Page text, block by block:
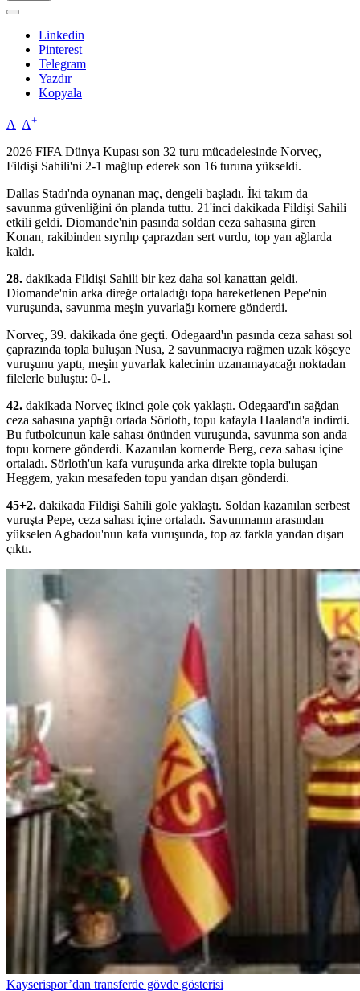
Linkedin
Pinterest
Telegram
Yazdır
Kopyala
A- A+
2026 FIFA Dünya Kupası son 32 turu mücadelesinde Norveç,
Fildişi Sahili'ni 2-1 mağlup ederek son 16 turuna yükseldi.
Dallas Stadı'nda oynanan maç, dengeli başladı. İki takım da
savunma güvenliğini ön planda tuttu. 21'inci dakikada Fildişi Sahili
etkili geldi. Diomande'nin pasında soldan ceza sahasına giren
Konan, rakibinden sıyrılıp çaprazdan sert vurdu, top yan ağlarda
kaldı.
28. dakikada Fildişi Sahili bir kez daha sol kanattan geldi.
Diomande'nin arka direğe ortaladığı topa hareketlenen Pepe'nin
vuruşunda, savunma meşin yuvarlağı kornere gönderdi.
Norveç, 39. dakikada öne geçti. Odegaard'ın pasında ceza sahası sol
çaprazında topla buluşan Nusa, 2 savunmacıya rağmen uzak köşeye
vuruşunu yaptı, meşin yuvarlak kalecinin uzanamayacağı noktadan
filelerle buluştu: 0-1.
42. dakikada Norveç ikinci gole çok yaklaştı. Odegaard'ın sağdan
ceza sahasına yaptığı ortada Sörloth, topu kafayla Haaland'a indirdi.
Bu futbolcunun kale sahası önünden vuruşunda, savunma son anda
topu kornere gönderdi. Kazanılan kornerde Berg, ceza sahası içine
ortaladı. Sörloth'un kafa vuruşunda arka direkte topla buluşan
Heggem, yakın mesafeden topu yandan dışarı gönderdi.
45+2. dakikada Fildişi Sahili gole yaklaştı. Soldan kazanılan serbest
vuruşta Pepe, ceza sahası içine ortaladı. Savunmanın arasından
yükselen Agbadou'nun kafa vuruşunda, top az farkla yandan dışarı
çıktı.
Kayserispor’dan transferde gövde gösterisi